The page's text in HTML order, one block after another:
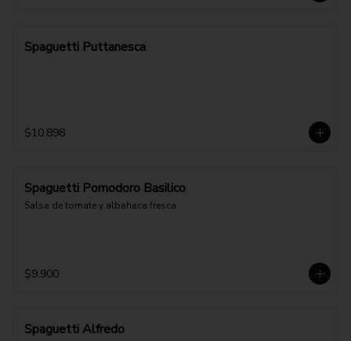
Spaguetti Puttanesca
$10.898
Spaguetti Pomodoro Basilico
Salsa de tomate y albahaca fresca
$9.900
Spaguetti Alfredo